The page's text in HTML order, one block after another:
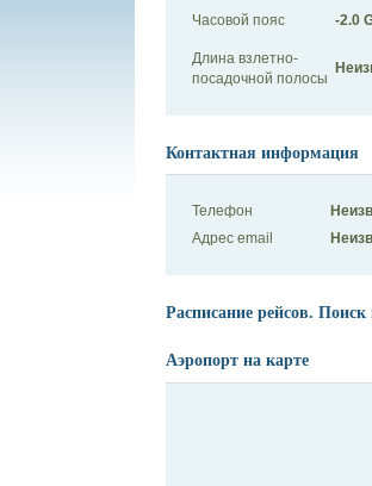
Часовой пояс -2.0
Длина взлетно-
посадочной полосы
Контактная информация
Телефон
Адрес email
Расписание рейсов.
Аэропорт на карте